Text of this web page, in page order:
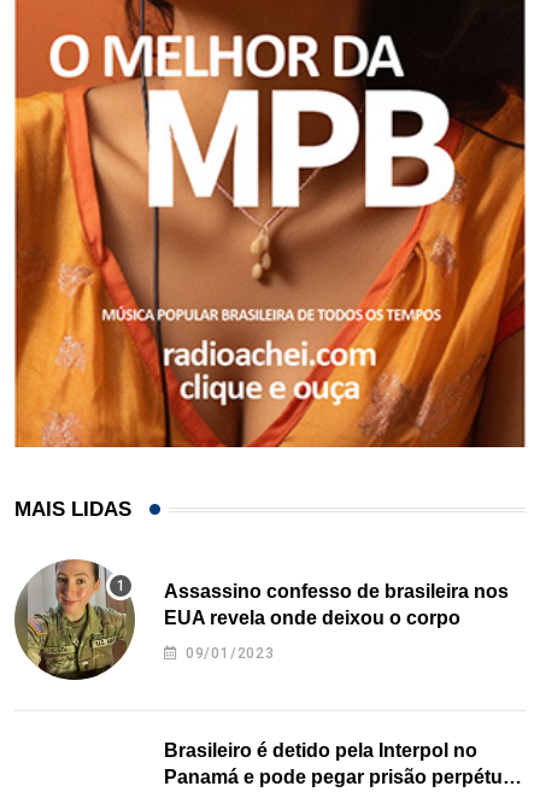
MAIS LIDAS
Assassino confesso de brasileira nos
EUA revela onde deixou o corpo
09/01/2023
Brasileiro é detido pela Interpol no
Panamá e pode pegar prisão perpétua